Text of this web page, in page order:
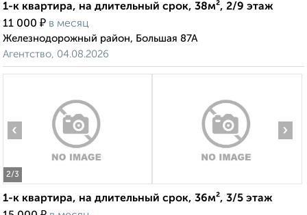
1-к квартира, на длительный срок, 38м², 2/9 этаж
11 000 ₽ в месяц
Железнодорожный район, Большая 87А
Агентство, 04.08.2026
2/3
‹ ›
1-к квартира, на длительный срок, 36м², 3/5 этаж